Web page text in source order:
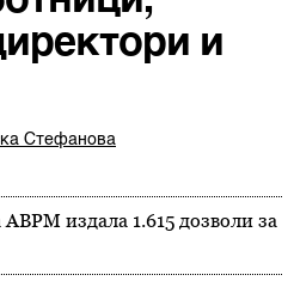
и
Стефанова
издала 1.615 дозволи за